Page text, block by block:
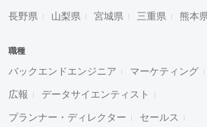
長野県 山梨県 宮城県 三重県 熊本
職種
バックエンドエンジニア マーケティング
広報 データサイエンティスト
プランナー・ディレクター セールス